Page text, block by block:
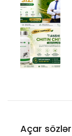
Açar sözlər